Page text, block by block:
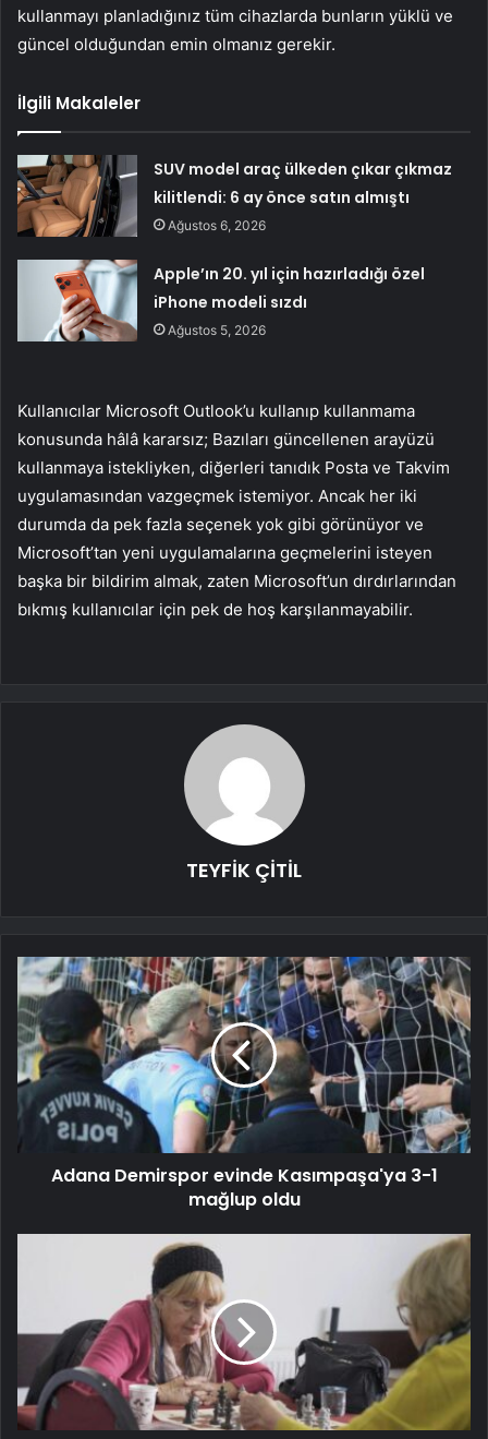
kullanmayı planladığınız tüm cihazlarda bunların yüklü ve
güncel olduğundan emin olmanız gerekir.
İlgili Makaleler
SUV model araç ülkeden çıkar çıkmaz
kilitlendi: 6 ay önce satın almıştı
Ağustos 6, 2026
Apple’ın 20. yıl için hazırladığı özel
iPhone modeli sızdı
Ağustos 5, 2026
Kullanıcılar Microsoft Outlook’u kullanıp kullanmama
konusunda hâlâ kararsız; Bazıları güncellenen arayüzü
kullanmaya istekliyken, diğerleri tanıdık Posta ve Takvim
uygulamasından vazgeçmek istemiyor. Ancak her iki
durumda da pek fazla seçenek yok gibi görünüyor ve
Microsoft’tan yeni uygulamalarına geçmelerini isteyen
başka bir bildirim almak, zaten Microsoft’un dırdırlarından
bıkmış kullanıcılar için pek de hoş karşılanmayabilir.
TEYFİK ÇİTİL
Adana Demirspor evinde Kasımpaşa'ya 3-1
mağlup oldu